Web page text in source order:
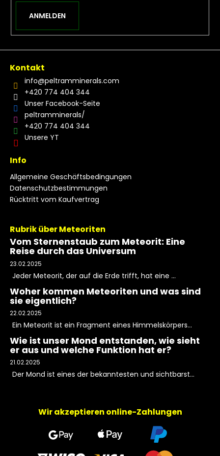
ANMELDEN
Kontakt
info@peltramminerals.com
+420 774 404 344
Unser Facebook-Seite
peltramminerals/
+420 774 404 344
Unsere YT
Info
Allgemeine Geschäftsbedingungen
Datenschutzbestimmungen
Rücktritt vom Kaufvertrag
Rubrik über Meteoriten
Vom Sternenstaub zum Meteorit: Eine
Reise durch das Universum
23.02.2025
Jeder Meteorit, der auf die Erde trifft, hat eine ...
Woher kommen Meteoriten und was sind
sie eigentlich?
22.02.2025
Ein Meteorit ist ein Fragment eines Himmelskörpers...
Wie ist unser Mond entstanden, wie sieht
er aus und welche Funktion hat er?
21.02.2025
Der Mond ist eines der bekanntesten und sichtbarst...
Wir akzeptieren online-Zahlungen